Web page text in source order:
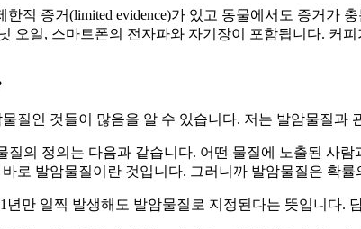
적 증거(limited evidence)가 있고 동물에서도 증거가
오일, 스마트폰의 전자파와 자기장이 포함됩니다.
질인 것들이 많음을 알 수 있습니다. 저는 발암물질과
질의 정의는 다음과 같습니다. 어떤 물질에 노출된 사
로 발암물질이란 것입니다. 그러니까 발암물질은 확
만 일찍 발생해도 발암물질로 지정된다는 뜻입니다.